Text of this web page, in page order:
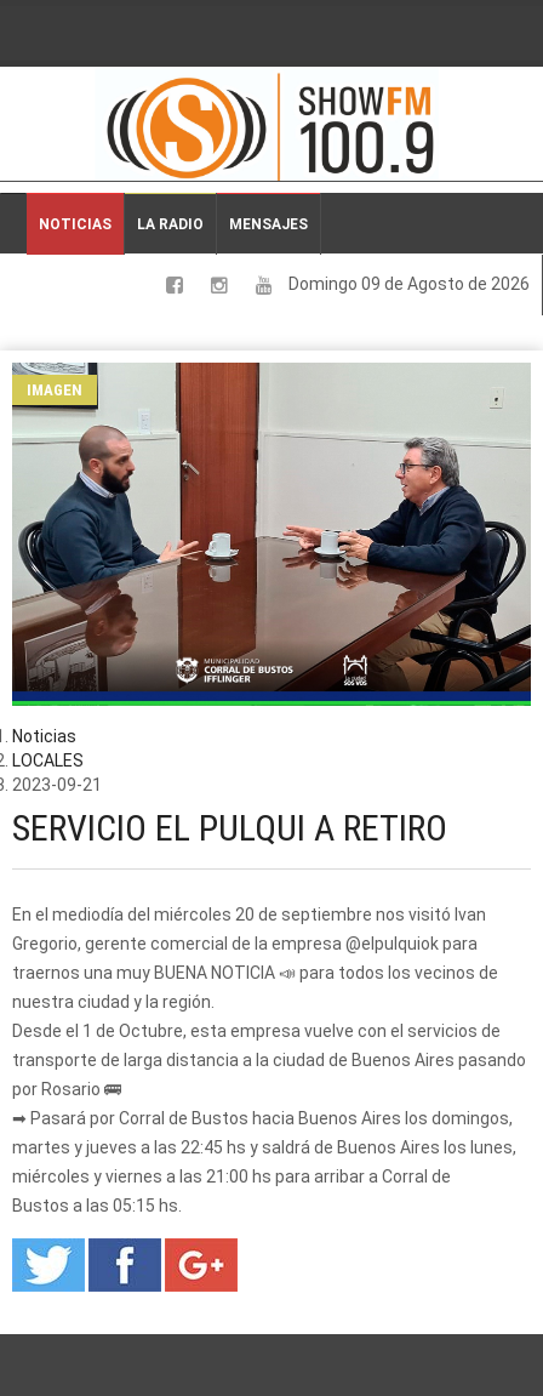
2026-08-09 08:37:36
NOTICIAS LA RADIO MENSAJES
Domingo 09 de Agosto de 2026
LOCALES
ESPECTACULOS
INTERNACIONALES
IMAGEN
Noticias
LOCALES
2023-09-21
SERVICIO EL PULQUI A RETIRO
En el mediodía del miércoles 20 de septiembre nos visitó Ivan
Gregorio, gerente comercial de la empresa @elpulquiok para
traernos una muy BUENA NOTICIA 📣 para todos los vecinos de
nuestra ciudad y la región.
Desde el 1 de Octubre, esta empresa vuelve con el servicios de
transporte de larga distancia a la ciudad de Buenos Aires pasando
por Rosario 🚌
➡ Pasará por Corral de Bustos hacia Buenos Aires los domingos,
martes y jueves a las 22:45 hs y saldrá de Buenos Aires los lunes,
miércoles y viernes a las 21:00 hs para arribar a Corral de
Bustos a las 05:15 hs.